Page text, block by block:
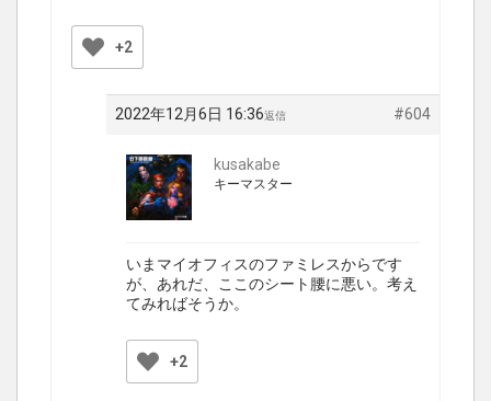
+2
2022年12月6日 16:36 #604
返信
kusakabe
キーマスター
いまマイオフィスのファミレスからです
が、あれだ、ここのシート腰に悪い。考え
てみればそうか。
+2